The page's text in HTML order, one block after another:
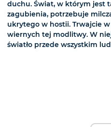
duchu. Świat, w którym jest
zagubienia, potrzebuje
ukrytego w hostii. Trwajcie
wiernych tej modlitwy. W
światło przede wszystkim